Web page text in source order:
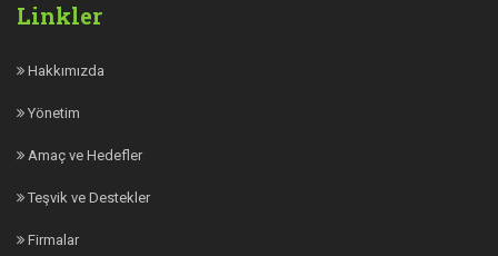
Linkler
Hakkımızda
Yönetim
Amaç ve Hedefler
Teşvik ve Destekler
Firmalar